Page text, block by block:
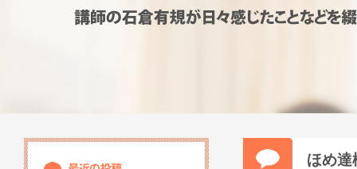
ほめ達